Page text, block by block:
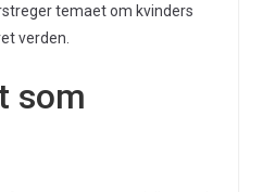
temaet om kvinders
verden.
som